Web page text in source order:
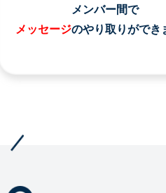
メンバー間で
メッセージのやり取りができ